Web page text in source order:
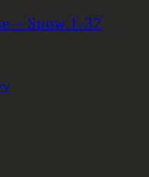
– Snow 1-37